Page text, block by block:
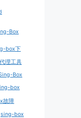
Box
box下
理工具
Box
box
故障
sing-box